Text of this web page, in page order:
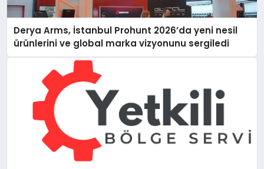
Derya Arms, İstanbul Prohunt 2026’da yeni nesil
ürünlerini ve global marka vizyonunu sergiledi